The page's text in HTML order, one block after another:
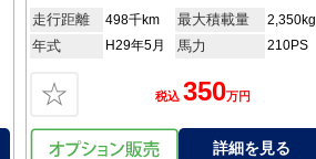
走行距離 498千km 最大積載量 2,350kg
年式 H29年5月 馬力 210PS
☆ 税込 350万円
詳細を見る